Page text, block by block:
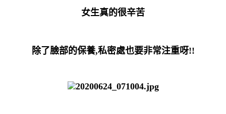
女生真的很辛苦
除了臉部的保養,私密處也要非常注重呀!!